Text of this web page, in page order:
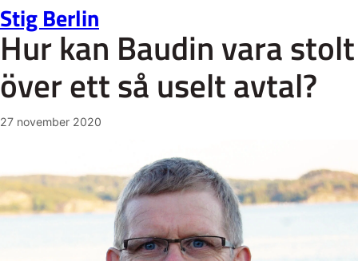
Stig Berlin
Hur kan Baudin vara stolt
över ett så uselt avtal?
27 november 2020